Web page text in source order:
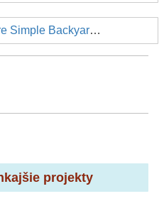
Nápady pre Simple Backyard Makeover
projekty